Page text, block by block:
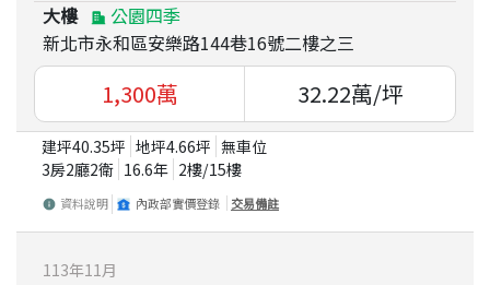
大樓
公園四季
新北市永和區安樂路144巷16號二樓之三
1,300萬 32.22萬/坪
建坪40.35坪 地坪4.66坪 無車位
3房2廳2衛 16.6年 2樓/15樓
資料說明 內政部實價登錄 交易備註
113年11 月